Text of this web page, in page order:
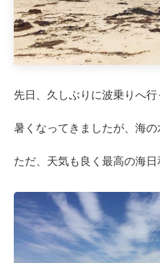
先日、久しぶりに波乗りへ行
暑くなってきましたが、海の
ただ、天気も良く最高の海日